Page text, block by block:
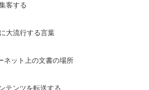
客する
大流行する言葉
ット上の文書の場所
テンツを転送する